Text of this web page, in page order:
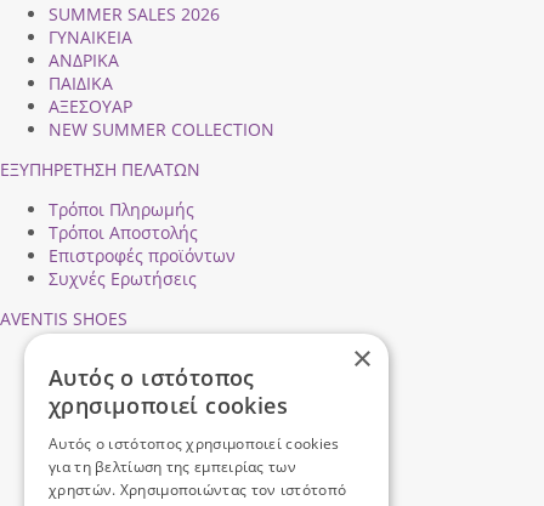
SUMMER SALES 2026
ΓΥΝΑΙΚΕΙΑ
ΑΝΔΡΙΚΑ
ΠΑΙΔΙΚΑ
ΑΞΕΣΟΥΑΡ
NEW SUMMER COLLECTION
ΕΞΥΠΗΡΕΤΗΣΗ ΠΕΛΑΤΩΝ
Τρόποι Πληρωμής
Τρόποι Αποστολής
Επιστροφές προϊόντων
Συχνές Ερωτήσεις
AVENTIS SHOES
Ασφάλεια Συναλλαγών
Προσωπικά Δεδομένα
Όροι Χρήσης
×
Αυτός ο ιστότοπος
χρησιμοποιεί cookies
Αυτός ο ιστότοπος χρησιμοποιεί cookies
για τη βελτίωση της εμπειρίας των
χρηστών. Χρησιμοποιώντας τον ιστότοπό